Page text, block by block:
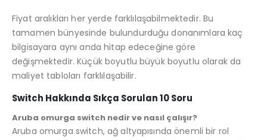
Fiyat aralıkları her yerde farklılaşabilmektedir. Bu
tamamen bünyesinde bulundurduğu donanımlara kaç
bilgisayara aynı anda hitap edeceğine göre
değişmektedir. Küçük boyutlu büyük boyutlu olarak da
maliyet tabloları farklılaşabilir.
Switch Hakkında Sıkça Sorulan 10 Soru
Aruba omurga switch nedir ve nasıl çalışır?
Aruba omurga switch, ağ altyapısında önemli bir rol